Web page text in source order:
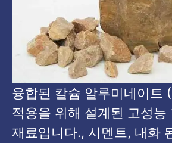
융합된 칼슘 알루미네이트
적용을 위해 설계된 고성능
재료입니다., 시멘트, 내화